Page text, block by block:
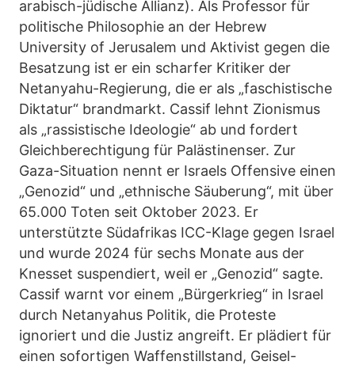
arabisch-jüdische Allianz). Als Professor für
politische Philosophie an der Hebrew
University of Jerusalem und Aktivist gegen die
Besatzung ist er ein scharfer Kritiker der
Netanyahu-Regierung, die er als „faschistische
Diktatur“ brandmarkt. Cassif lehnt Zionismus
als „rassistische Ideologie“ ab und fordert
Gleichberechtigung für Palästinenser. Zur
Gaza-Situation nennt er Israels Offensive einen
„Genozid“ und „ethnische Säuberung“, mit über
65.000 Toten seit Oktober 2023. Er
unterstützte Südafrikas ICC-Klage gegen Israel
und wurde 2024 für sechs Monate aus der
Knesset suspendiert, weil er „Genozid“ sagte.
Cassif warnt vor einem „Bürgerkrieg“ in Israel
durch Netanyahus Politik, die Proteste
ignoriert und die Justiz angreift. Er plädiert für
einen sofortigen Waffenstillstand, Geisel-